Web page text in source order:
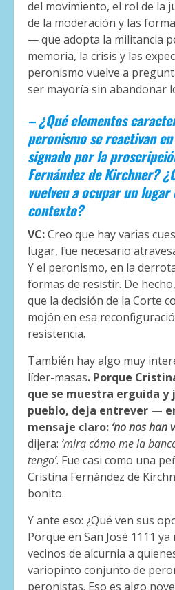
del movimiento, el rol de la
de la moderación y las
— que adopta la militancia
memoria, la crisis y las
peronismo vuelve a
ser mayoría sin abandonar
– ¿Qué elementos
peronismo se reactivan
signado por la
Fernández de Kirchner?
vuelven a ocupar un
contexto?
VC:Creo que hay varias
lugar, fue necesario
Y el peronismo, en la
formas de resistir. De
que la decisión de la Corte
mojón en esa
resistencia.
También hay algo muy
líder-masas. Porque
que se muestra erguida y
pueblo, deja entrever —
mensaje claro: ‘no nos han
dijera: ‘mira cómo me la
tengo’. Fue casi como una
Cristina Fernández de
bonito.
Y ante eso: ¿Qué ven sus
Porque en San José 1111
vecinos de alcurnia a
variopinto conjunto de
peronistas. Eso es algo